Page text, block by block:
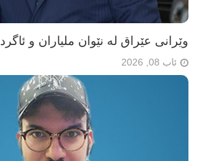
وێرانی عێراق لە نێوان ملیاران و ئاگردا
ئاب 08, 2026